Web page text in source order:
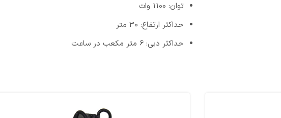
توان: 1100 وات
حداکثر ارتفاع: 30 متر
حداکثر دبی: 6 متر مکعب در ساعت